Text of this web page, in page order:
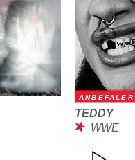
ANBEFALER
TEDDY
WWE